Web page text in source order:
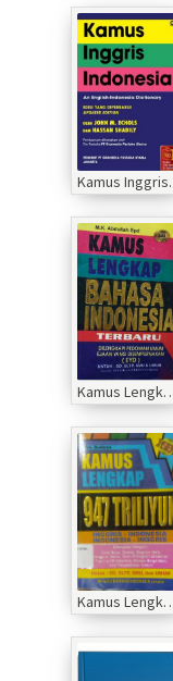
Kamus Lengkap
Kamus Lengkap Inggris-